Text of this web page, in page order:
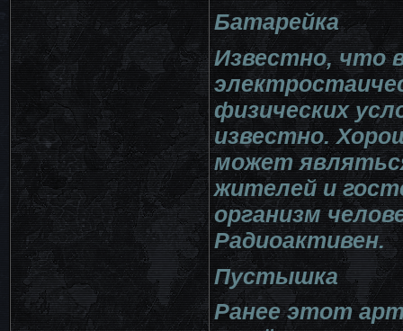
Батарейка
Известно, что
физических
известно.
может
жителей и
организм
Радиоактивен.
Пустышка
Ранее этот